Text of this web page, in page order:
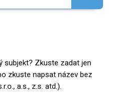
subjekt? Zkuste zadat jen
zkuste napsat název bez
a.s., z.s. atd.).